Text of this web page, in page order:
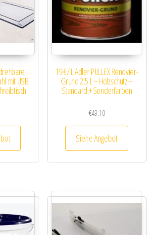
mit USB
19 €/ L Adler PULLEX Renovier-
Grund 2,5 L – Holzschutz –
Standard + Sonderfarben
€49.10
Siehe Angebot